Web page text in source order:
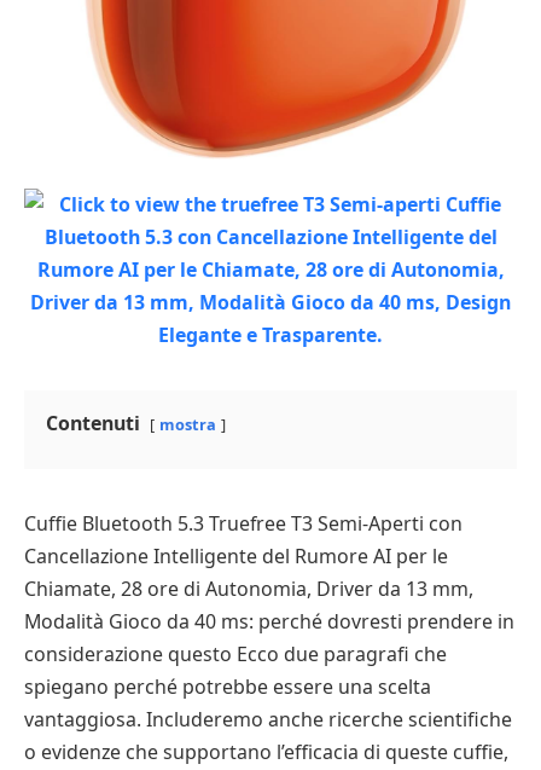
Contenuti mostra
Cuffie Bluetooth 5.3 Truefree T3 Semi-Aperti con
Cancellazione Intelligente del Rumore AI per le
Chiamate, 28 ore di Autonomia, Driver da 13 mm,
Modalità Gioco da 40 ms: perché dovresti prendere in
considerazione questo Ecco due paragrafi che
spiegano perché potrebbe essere una scelta
vantaggiosa. Includeremo anche ricerche scientifiche
o evidenze che supportano l’efficacia di queste cuffie,